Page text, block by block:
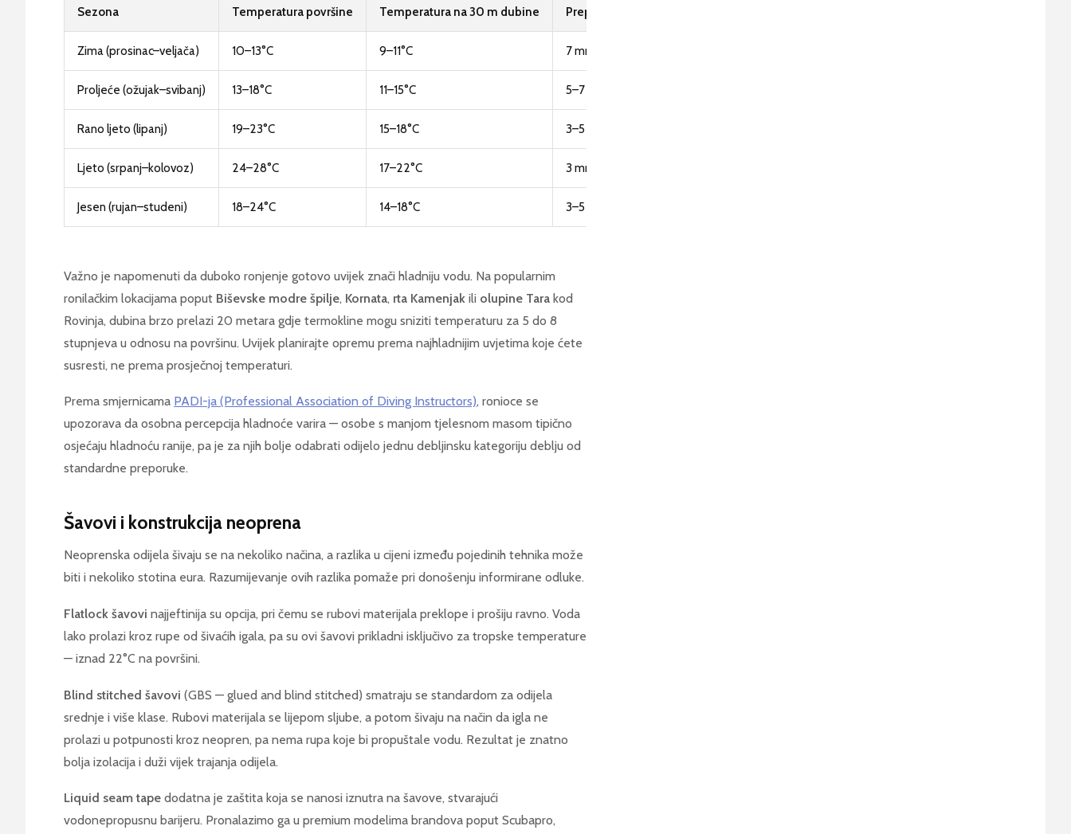
Sezona Temperatura površine Temperatura na 30 m dubine Preporučena debljina neoprena
Zima (prosinac–veljača) 10–13°C 9–11°C 7 mm
Proljeće (ožujak–svibanj) 13–18°C 11–15°C 5–7 mm
Rano ljeto (lipanj) 19–23°C 15–18°C 3–5 mm
Ljeto (srpanj–kolovoz) 24–28°C 17–22°C 3 mm
Jesen (rujan–studeni) 18–24°C 14–18°C 3–5 mm
Važno je napomenuti da duboko ronjenje gotovo uvijek znači hladniju vodu. Na popularnim
ronilačkim lokacijama poput Biševske modre špilje, Kornata, rta Kamenjak ili olupine Tara kod
Rovinja, dubina brzo prelazi 20 metara gdje termokline mogu sniziti temperaturu za 5 do 8
stupnjeva u odnosu na površinu. Uvijek planirajte opremu prema najhladnijim uvjetima koje ćete
susresti, ne prema prosječnoj temperaturi.
Prema smjernicama PADI-ja (Professional Association of Diving Instructors), ronioce se
upozorava da osobna percepcija hladnoće varira — osobe s manjom tjelesnom masom tipično
osjećaju hladnoću ranije, pa je za njih bolje odabrati odijelo jednu debljinsku kategoriju deblju od
standardne preporuke.
Šavovi i konstrukcija neoprena
Neoprenska odijela šivaju se na nekoliko načina, a razlika u cijeni između pojedinih tehnika može
biti i nekoliko stotina eura. Razumijevanje ovih razlika pomaže pri donošenju informirane odluke.
Flatlock šavovi najjeftinija su opcija, pri čemu se rubovi materijala preklope i prošiju ravno. Voda
lako prolazi kroz rupe od šivaćih igala, pa su ovi šavovi prikladni isključivo za tropske temperature
— iznad 22°C na površini.
Blind stitched šavovi (GBS — glued and blind stitched) smatraju se standardom za odijela
srednje i više klase. Rubovi materijala se lijepom sljube, a potom šivaju na način da igla ne
prolazi u potpunosti kroz neopren, pa nema rupa koje bi propuštale vodu. Rezultat je znatno
bolja izolacija i duži vijek trajanja odijela.
Liquid seam tape dodatna je zaštita koja se nanosi iznutra na šavove, stvarajući
vodonepropusnu barijeru. Pronalazimo ga u premium modelima brandova poput Scubapro,